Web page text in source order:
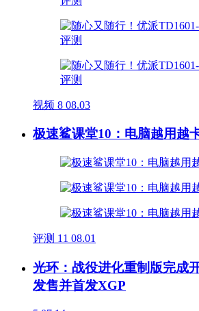
视频 8 08.03
极速鲨课堂10：电脑越用越
评测 11 08.01
光环：战役进化重制版完成
发售并首发XGP